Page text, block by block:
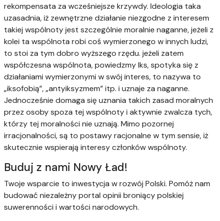
rekompensata za wcześniejsze krzywdy. Ideologia taka
uzasadnia, iż zewnętrzne działanie niezgodne z interesem
takiej wspólnoty jest szczególnie moralnie naganne, jeżeli z
kolei ta wspólnota robi coś wymierzonego w innych ludzi,
to stoi za tym dobro wyższego rzędu. jeżeli zatem
współczesna wspólnota, powiedzmy Iks, spotyka się z
działaniami wymierzonymi w swój interes, to nazywa to
„iksofobią”, „antyiksyzmem” itp. i uznaje za naganne.
Jednocześnie domaga się uznania takich zasad moralnych
przez osoby spoza tej wspólnoty i aktywnie zwalcza tych,
którzy tej moralności nie uznają. Mimo pozornej
irracjonalności, są to postawy racjonalne w tym sensie, iż
skutecznie wspierają interesy członków wspólnoty.
Buduj z nami Nowy Ład!
Twoje wsparcie to inwestycja w rozwój Polski. Pomóż nam
budować niezależny portal opinii broniący polskiej
suwerenności i wartości narodowych.